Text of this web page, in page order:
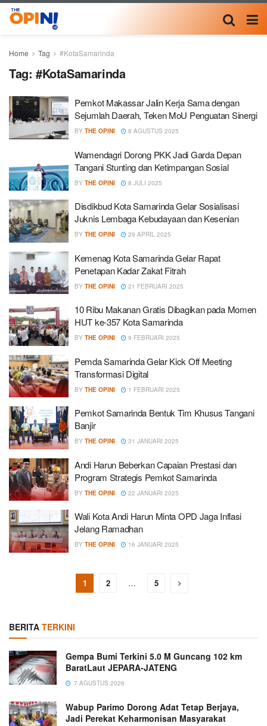
Home Tag #KotaSamarinda
Tag: #KotaSamarinda
Pemkot Makassar Jalin Kerja Sama dengan
Sejumlah Daerah, Teken MoU Penguatan Sinergi
BY THE OPINI 8 AGUSTUS 2025
Wamendagri Dorong PKK Jadi Garda Depan
Tangani Stunting dan Ketimpangan Sosial
BY THE OPINI 8 JULI 2025
Disdikbud Kota Samarinda Gelar Sosialisasi
Juknis Lembaga Kebudayaan dan Kesenian
BY THE OPINI 29 APRIL 2025
Kemenag Kota Samarinda Gelar Rapat
Penetapan Kadar Zakat Fitrah
BY THE OPINI 21 FEBRUARI 2025
10 Ribu Makanan Gratis Dibagikan pada Momen
HUT ke-357 Kota Samarinda
BY THE OPINI 9 FEBRUARI 2025
Pemda Samarinda Gelar Kick Off Meeting
Transformasi Digital
BY THE OPINI 1 FEBRUARI 2025
Pemkot Samarinda Bentuk Tim Khusus Tangani
Banjir
BY THE OPINI 31 JANUARI 2025
Andi Harun Beberkan Capaian Prestasi dan
Program Strategis Pemkot Samarinda
BY THE OPINI 22 JANUARI 2025
Wali Kota Andi Harun Minta OPD Jaga Inflasi
Jelang Ramadhan
BY THE OPINI 16 JANUARI 2025
1 2 … 5
BERITA TERKINI
Gempa Bumi Terkini 5.0 M Guncang 102 km
BaratLaut JEPARA-JATENG
7 AGUSTUS 2026
Wabup Parimo Dorong Adat Tetap Berjaya,
Jadi Perekat Keharmonisan Masyarakat